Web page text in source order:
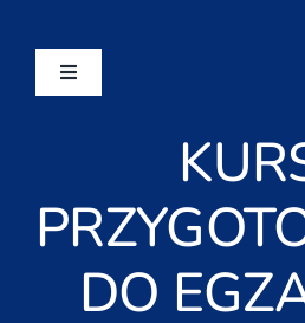
zawartościToggle
O Nas
Kursy
DO